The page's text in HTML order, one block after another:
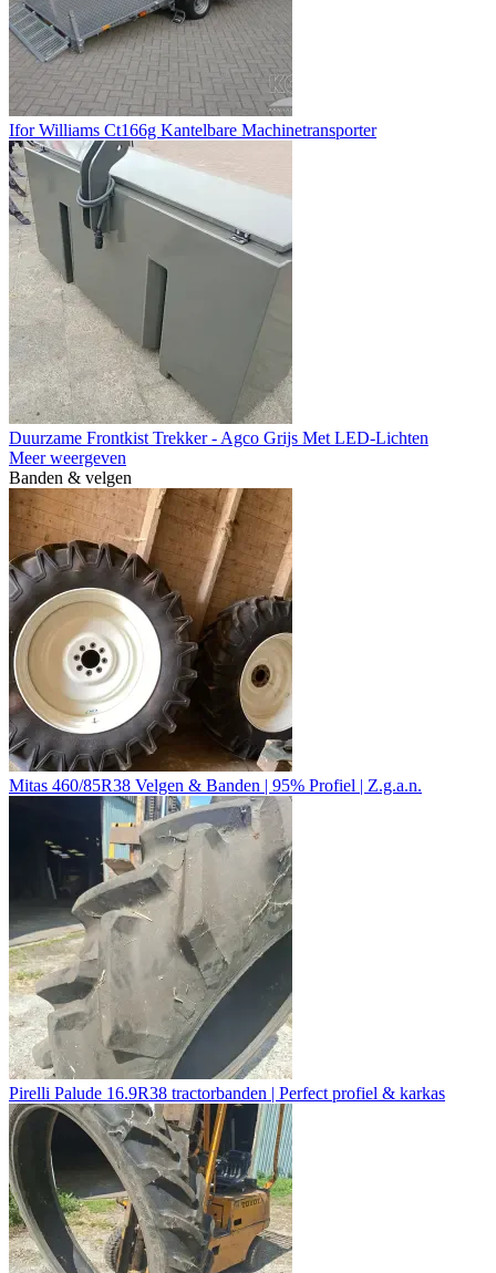
Ifor Williams Ct166g Kantelbare Machinetransporter
Duurzame Frontkist Trekker - Agco Grijs Met LED-Lichten
Meer weergeven
Banden & velgen
Mitas 460/85R38 Velgen & Banden | 95% Profiel | Z.g.a.n.
Pirelli Palude 16.9R38 tractorbanden | Perfect profiel & karkas